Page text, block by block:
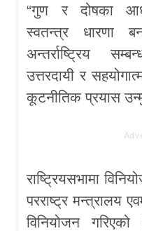
“गुण र दोषका
स्वतन्त्र धारणा
अन्तर्राष्ट्रिय
उत्तरदायी र
कूटनीतिक प्रयास
राष्ट्रियसभामा
परराष्ट्र मन्त्रालय
विनियोजन